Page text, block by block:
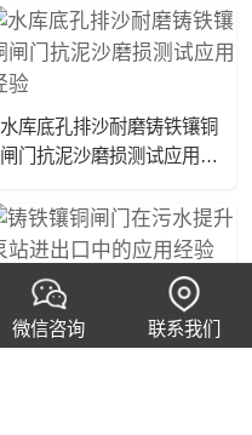
水库底孔排沙耐磨铸铁镶铜
闸门抗泥沙磨损测试应用经
铸铁镶铜闸门在污水提升泵
站进出口中的应用经验
微信咨询 联系我们